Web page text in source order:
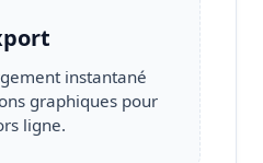
instantané
graphiques pour
ligne.